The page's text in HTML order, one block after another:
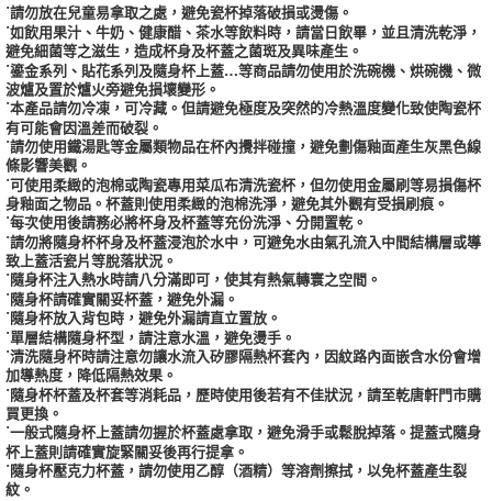
˙請勿放在兒童易拿取之處，避免瓷杯掉落破損或燙傷。
˙如飲用果汁、牛奶、健康醋、茶水等飲料時，請當日飲畢，並且清洗乾淨，
避免細菌等之滋生，造成杯身及杯蓋之菌斑及異味產生。
˙鎏金系列、貼花系列及隨身杯上蓋…等商品請勿使用於洗碗機、烘碗機、微
波爐及置於爐火旁避免損壞變形。
˙本產品請勿冷凍，可冷藏。但請避免極度及突然的冷熱溫度變化致使陶瓷杯
有可能會因溫差而破裂。
˙請勿使用鐵湯匙等金屬類物品在杯內攪拌碰撞，避免劃傷釉面產生灰黑色線
條影響美觀。
˙可使用柔緻的泡棉或陶瓷專用菜瓜布清洗瓷杯，但勿使用金屬刷等易損傷杯
身釉面之物品。杯蓋則使用柔緻的泡棉洗淨，避免其外觀有受損刷痕。
˙每次使用後請務必將杯身及杯蓋等充份洗淨、分開置乾。
˙請勿將隨身杯杯身及杯蓋浸泡於水中，可避免水由氣孔流入中間結構層或導
致上蓋活瓷片等脫落狀況。
˙隨身杯注入熱水時請八分滿即可，使其有熱氣轉寰之空間。
˙隨身杯請確實關妥杯蓋，避免外漏。
˙隨身杯放入背包時，避免外漏請直立置放。
˙單層結構隨身杯型，請注意水溫，避免燙手。
˙清洗隨身杯時請注意勿讓水流入矽膠隔熱杯套內，因紋路內面嵌含水份會增
加導熱度，降低隔熱效果。
˙隨身杯杯蓋及杯套等消耗品，歷時使用後若有不佳狀況，請至乾唐軒門市購
買更換。
˙一般式隨身杯上蓋請勿握於杯蓋處拿取，避免滑手或鬆脫掉落。提蓋式隨身
杯上蓋則請確實旋緊關妥後再行提拿。
˙隨身杯壓克力杯蓋，請勿使用乙醇（酒精）等溶劑擦拭，以免杯蓋產生裂
紋。